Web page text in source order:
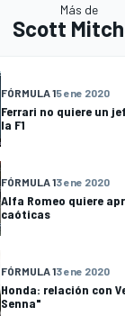
Más de
Scott
FÓRMULA 15 ene 2020
Ferrari no quiere un
la F1
FÓRMULA 13 ene 2020
Alfa Romeo quiere
caóticas
FÓRMULA 13 ene 2020
Honda: relación con
Senna"